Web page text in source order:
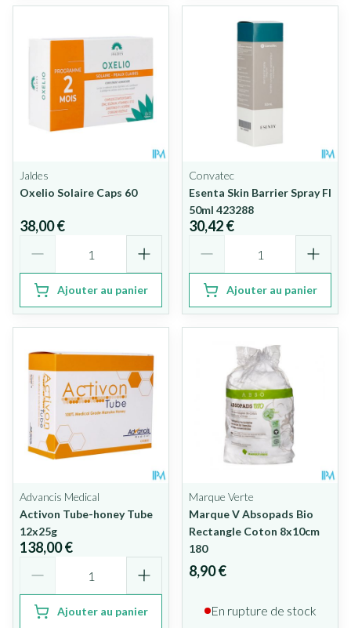
Jaldes
Oxelio Solaire Caps 60
38,00 €
Ajouter au panier
Convatec
Esenta Skin Barrier Spray Fl
50ml 423288
30,42 €
Ajouter au panier
Advancis Medical
Activon Tube-honey Tube
12x25g
138,00 €
Ajouter au panier
Marque Verte
Marque V Absopads Bio
Rectangle Coton 8x10cm
180
8,90 €
En rupture de stock